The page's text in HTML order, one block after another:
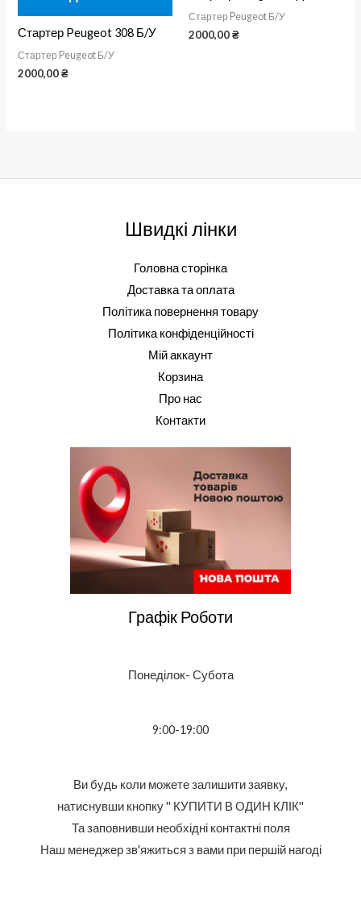
Стартер Peugeot 308 Б/У
Стартер Peugeot Б/У
2000,00₴
Стартер Peugeot Б/У
2000,00₴
Швидкі лінки
Головна сторінка
Доставка та оплата
Політика повернення товару
Політика конфіденційності
Мій аккаунт
Корзина
Про нас
Контакти
Графік Роботи
Понеділок- Субота
9:00-19:00
Ви будь коли можете залишити заявку,
натиснувши кнопку '' КУПИТИ В ОДИН КЛІК''
Та заповнивши необхідні контактні поля
Наш менеджер зв'яжиться з вами при першій нагоді